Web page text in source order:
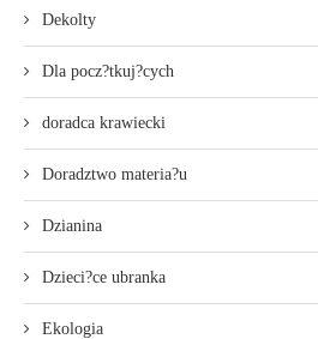
Dekolty
Dla pocz?tkuj?cych
doradca krawiecki
Doradztwo materia?u
Dzianina
Dzieci?ce ubranka
Ekologia